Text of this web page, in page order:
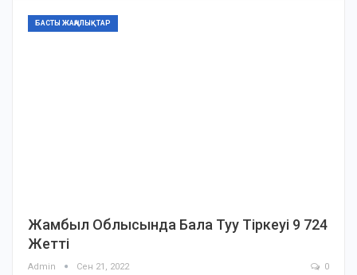
БАСТЫ ЖАҢАЛЫҚТАР
Жамбыл Облысында Бала Туу Тіркеуі 9 724
Жетті
Admin Сен 21, 2022 0